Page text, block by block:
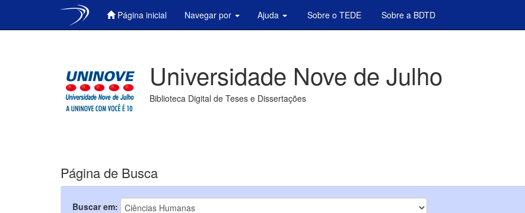
Página inicial Navegar por Ajuda Sobre o TEDE Sobre a BDTD
Universidade Nove de Julho
Biblioteca Digital de Teses e Dissertações
Página de Busca
Buscar em: